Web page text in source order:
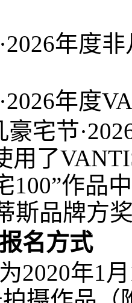
年度
年度
豪宅节
用了
100”作品
斯品牌方
名方式
2020年1